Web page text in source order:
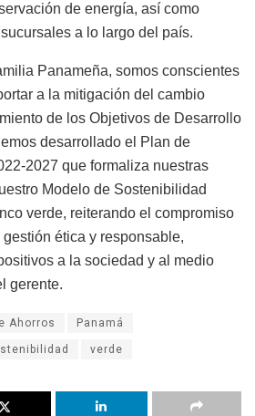
de energía, así como
a lo largo del país.
Panameña, somos conscientes
a la mitigación del cambio
de los Objetivos de Desarrollo
desarrollado el Plan de
2027 que formaliza nuestras
Modelo de Sostenibilidad
verde, reiterando el compromiso
ética y responsable,
a la sociedad y al medio
gerente.
Ahorros Panamá
verde